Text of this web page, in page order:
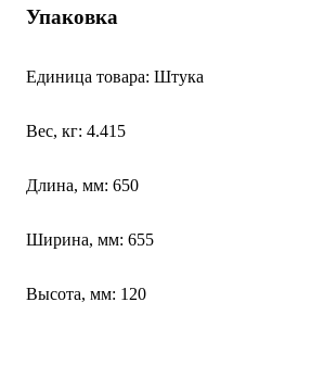
Упаковка
Единица товара: Штука
Вес, кг: 4.415
Длина, мм: 650
Ширина, мм: 655
Высота, мм: 120